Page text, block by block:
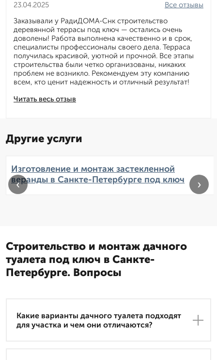
23.04.2025
Читать весь отзыв
Все отзывы
Заказывали у РадиДОМА-Снк строительство
деревянной террасы под ключ — остались очень
доволены! Работа выполнена качественно и в срок,
специалисты профессионалы своего дела. Терраса
получилась красивой, уютной и прочной. Все этапы
строительства были четко организованы, никаких
проблем не возникло. Рекомендуем эту компанию
всем, кто ценит надежность и отличный результат!
Другие услуги
Изготовление и монтаж застекленной
веранды в Санкте-Петербурге под ключ
‹ ›
Строительство и монтаж дачного
туалета под ключ в Санкте-
Петербурге. Вопросы
Какие варианты дачного туалета подходят
для участка и чем они отличаются?